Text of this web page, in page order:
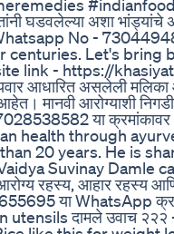
#indianfood
घडवलेल्या अशा
No -
centuries. Let's bring
link - https://
आधारित असलेली
मानवी आरोग्याशी
7028538582 या
health through
20 years. He is
Suvinay Damle
रहस्य, आहार रहस्य
या WhatsApp
utensils दामले उवाच